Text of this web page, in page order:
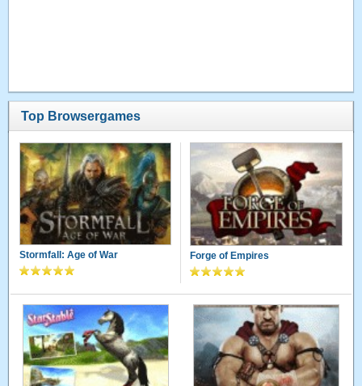
Top Browsergames
Stormfall: Age of War Forge of Empires